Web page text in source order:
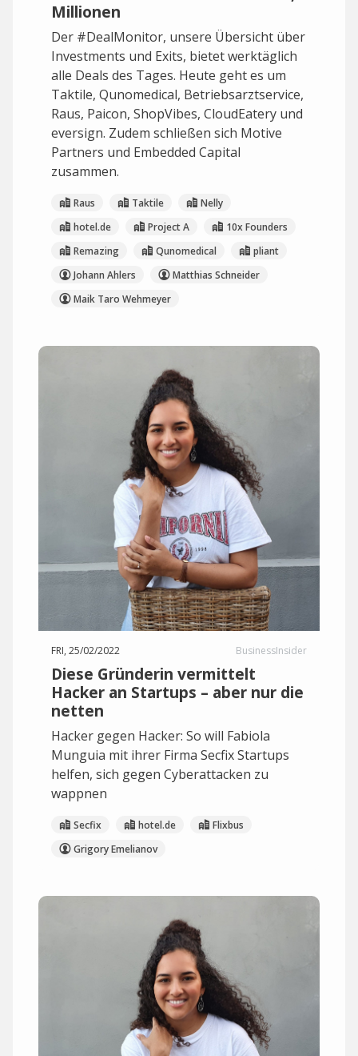
Millionen
Der #DealMonitor, unsere Übersicht über
Investments und Exits, bietet werktäglich
alle Deals des Tages. Heute geht es um
Taktile, Qunomedical, Betriebsarztservice,
Raus, Paicon, ShopVibes, CloudEatery und
eversign. Zudem schließen sich Motive
Partners und Embedded Capital
zusammen.
Raus Taktile
Nelly
hotel.de
Project A
10x Founders
Remazing
Qunomedical
pliant
Johann Ahlers
Matthias Schneider
Maik Taro Wehmeyer
FRI, 25/02/2022 BusinessInsider
Diese Gründerin vermittelt
Hacker an Startups – aber nur die
netten
Hacker gegen Hacker: So will Fabiola
Munguia mit ihrer Firma Secfix Startups
helfen, sich gegen Cyberattacken zu
wappnen
Secfix hotel.de
Flixbus
Grigory Emelianov